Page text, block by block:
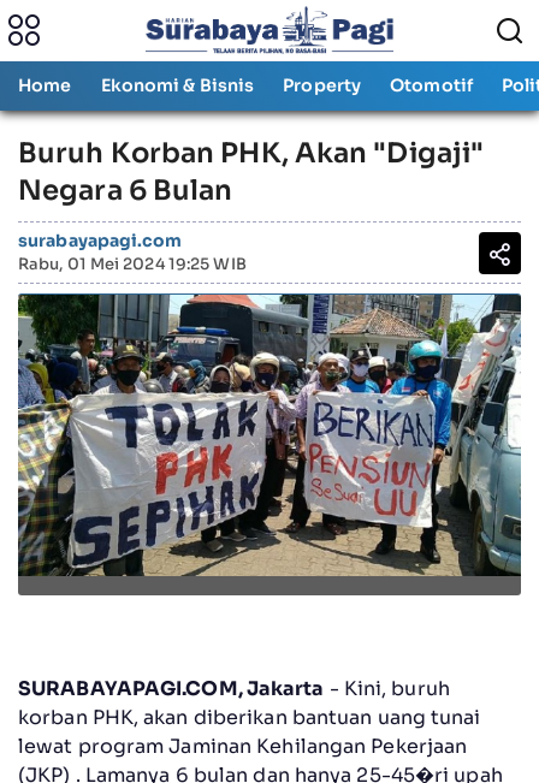
Home Ekonomi & Bisnis Property Otomotif
Buruh Korban PHK, Akan "Digaji"
Negara 6 Bulan
surabayapagi.com
Rabu, 01 Mei 2024 19:25 WIB
SURABAYAPAGI.COM, Jakarta - Kini, buruh
korban PHK, akan diberikan bantuan uang tunai
lewat program Jaminan Kehilangan Pekerjaan
(JKP) . Lamanya 6 bulan dan hanya 25-45�ri upah